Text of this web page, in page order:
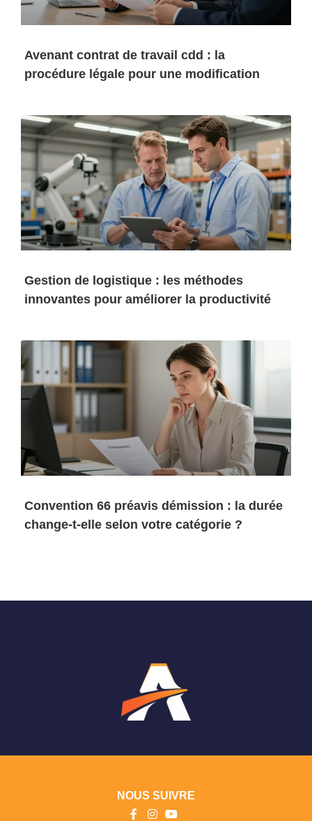
Avenant contrat de travail cdd : la
procédure légale pour une modification
Gestion de logistique : les méthodes
innovantes pour améliorer la productivité
Convention 66 préavis démission : la durée
change-t-elle selon votre catégorie ?
NOUS SUIVRE